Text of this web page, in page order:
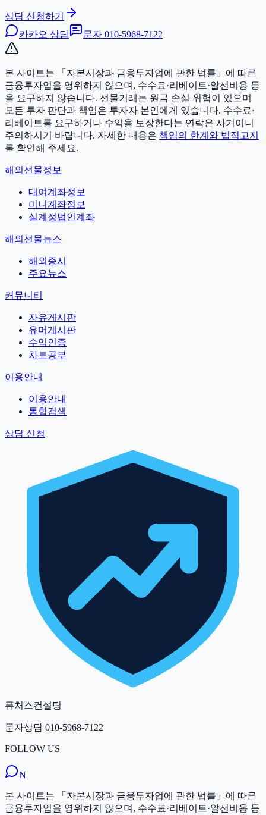
상담 신청하기
카카오 상담
문자 010-5968-7122
본 사이트는 「자본시장과 금융투자업에 관한 법률」에 따른
금융투자업을 영위하지 않으며, 수수료·리베이트·알선비용 등
을 요구하지 않습니다. 선물거래는 원금 손실 위험이 있으며
모든 투자 판단과 책임은 투자자 본인에게 있습니다. 수수료·
리베이트를 요구하거나 수익을 보장한다는 연락은 사기이니
주의하시기 바랍니다. 자세한 내용은 책임의 한계와 법적고지
를 확인해 주세요.
해외선물정보
대여계좌정보
미니계좌정보
실계정법인계좌
해외선물뉴스
해외증시
주요뉴스
커뮤니티
자유게시판
유머게시판
수익인증
차트공부
이용안내
이용안내
통합검색
상담 신청
퓨처스컨설팅
문자상담 010-5968-7122
FOLLOW US
N
본 사이트는 「자본시장과 금융투자업에 관한 법률」에 따른
금융투자업을 영위하지 않으며, 수수료·리베이트·알선비용 등